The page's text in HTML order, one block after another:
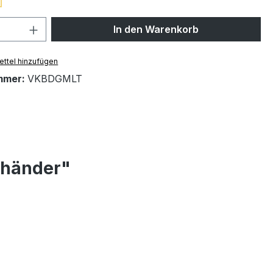
Anzahl: Gib den gewünschten Wert
In den Warenkorb
hinzufügen
VKBDGMLT